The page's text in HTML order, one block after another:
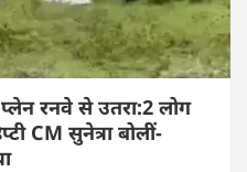
प्लेन रनवे से उतरा:2 लोग
CM सुनेत्रा बोलीं-